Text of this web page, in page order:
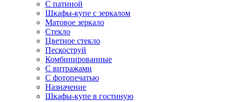
С патиной
Шкафы-купе с зеркалом
Матовое зеркало
Стекло
Цветное стекло
Пескоструй
Комбинированные
С витражами
С фотопечатью
Назначение
Шкафы-купе в гостиную